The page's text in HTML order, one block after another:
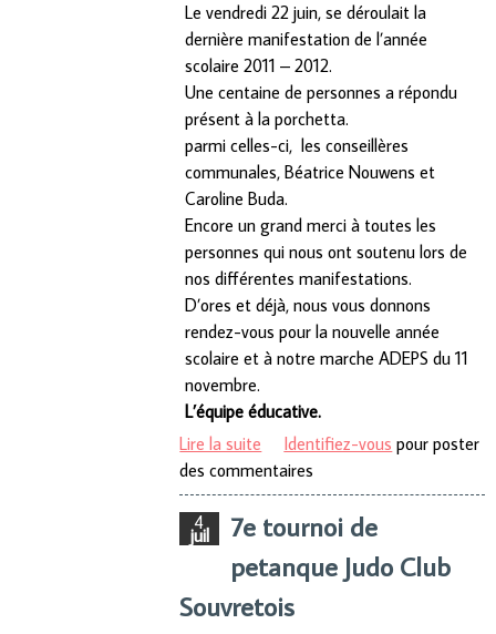
Le vendredi 22 juin, se déroulait la
dernière manifestation de l’année
scolaire 2011 – 2012.
Une centaine de personnes a répondu
présent à la porchetta.
parmi celles-ci, les conseillères
communales, Béatrice Nouwens et
Caroline Buda.
Encore un grand merci à toutes les
personnes qui nous ont soutenu lors de
nos différentes manifestations.
D’ores et déjà, nous vous donnons
rendez-vous pour la nouvelle année
scolaire et à notre marche ADEPS du 11
novembre.
L’équipe éducative.
Lire la suite de L'école de la fléchère en fête
Identifiez-vous pour poster
des commentaires
4
juil
7e tournoi de
petanque Judo Club
Souvretois